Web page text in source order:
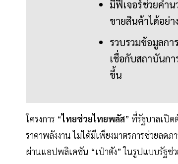
มีฟีเจอร์ช่วยคำ
ขายสินค้าได้อย่า
รวบรวมข้อมูลก
เชื่อกับสถาบันกา
ขึ้น
โครงการ “ไทยช่วยไทยพลัส” ที่รัฐบาลเปิ
ราคาพลังงาน ไม่ได้มีเพียงมาตรการช่วยล
ผ่านแอปพลิเคชัน “เป๋าตัง” ในรูปแบบรัฐช่